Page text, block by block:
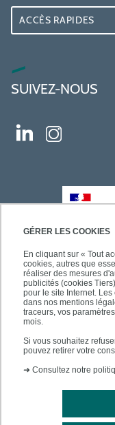
GÉRER LES COOKIES
En cliquant sur « Tout
cookies, autres que
réaliser des mesures
publicités (cookies
pour le site Internet.
dans nos mentions
traceurs, vos
mois.
Si vous souhaitez
pouvez retirer votre
➜ Consultez notre
ACCÈS RAPIDES
SUIVEZ-NOUS